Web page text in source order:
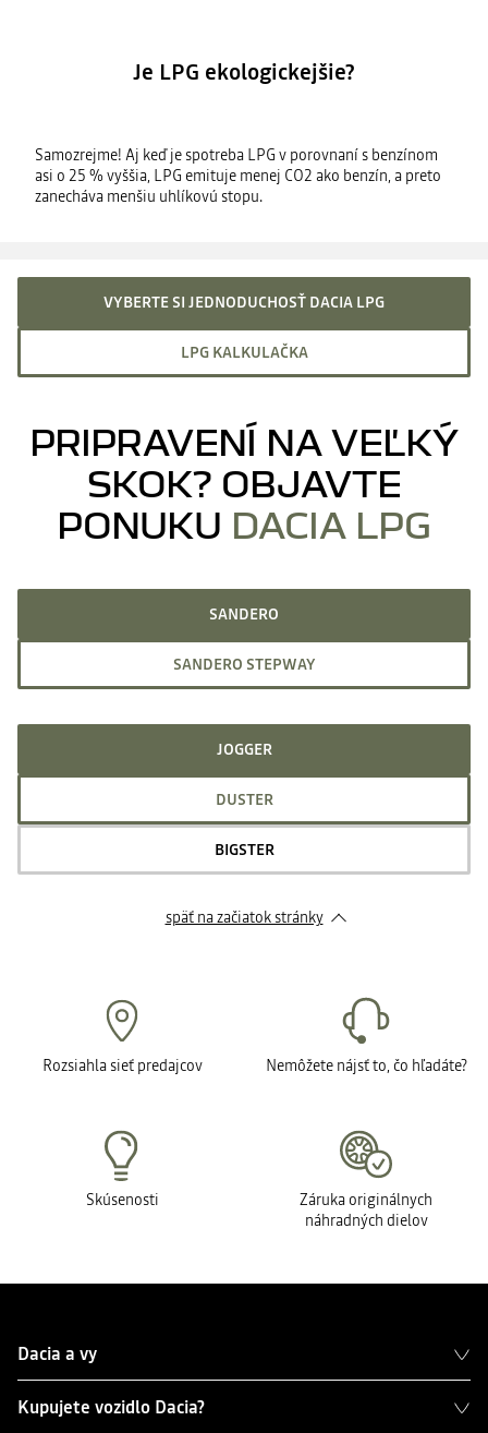
Je LPG ekologickejšie?
Samozrejme! Aj keď je spotreba LPG v porovnaní s benzínom
asi o 25 % vyššia, LPG emituje menej CO2 ako benzín, a preto
zanecháva menšiu uhlíkovú stopu.
VYBERTE SI JEDNODUCHOSŤ DACIA LPG
LPG KALKULAČKA
PRIPRAVENÍ NA VEĽKÝ
SKOK? OBJAVTE
PONUKU DACIA LPG
SANDERO
SANDERO STEPWAY
JOGGER
DUSTER
BIGSTER
späť na začiatok stránky
Rozsiahla sieť predajcov Nemôžete nájsť to, čo hľadáte?
Skúsenosti
Záruka originálnych
náhradných dielov
Dacia a vy
Kupujete vozidlo Dacia?